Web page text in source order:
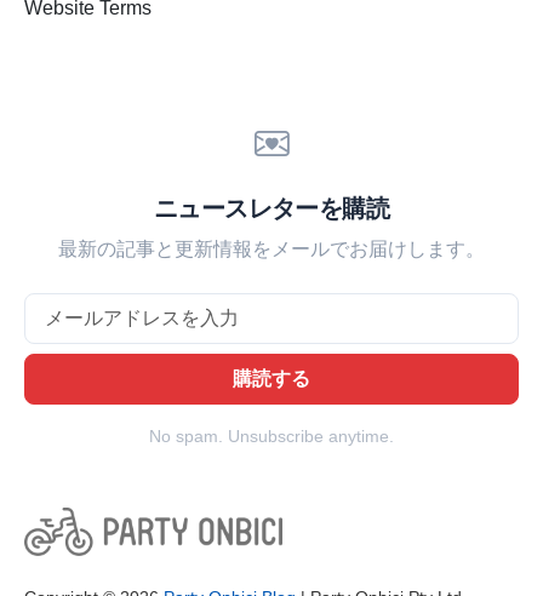
Website Terms
ニュースレターを購読
最新の記事と更新情報をメールでお届けします。
購読する
No spam. Unsubscribe anytime.